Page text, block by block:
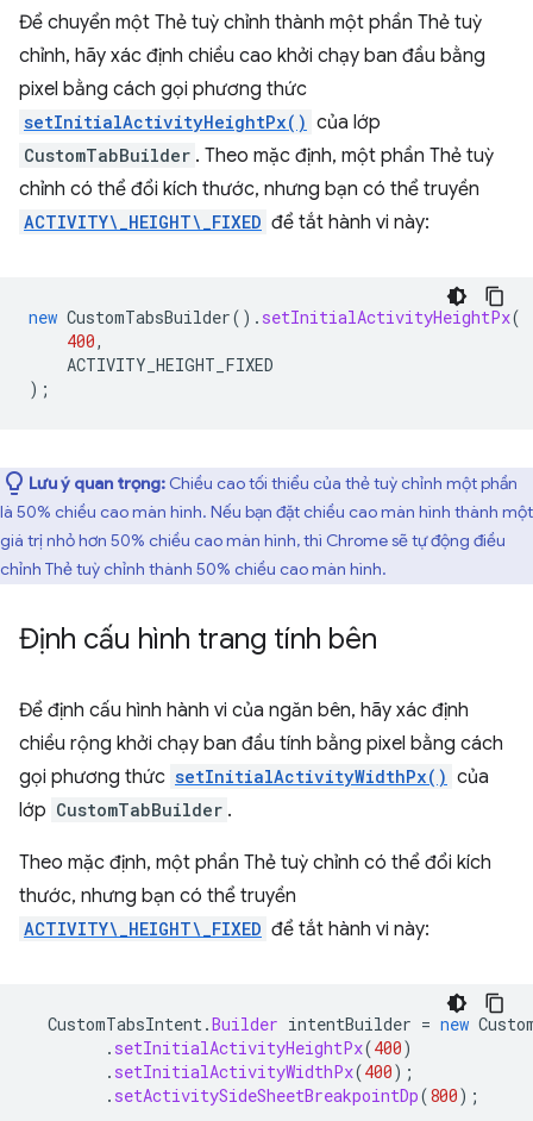
Để chuyển một Thẻ tuỳ chỉnh thành một phần Thẻ tuỳ
chỉnh, hãy xác định chiều cao khởi chạy ban đầu bằng
pixel bằng cách gọi phương thức
setInitialActivityHeightPx() của lớp
CustomTabBuilder . Theo mặc định, một phần Thẻ tuỳ
chỉnh có thể đổi kích thước, nhưng bạn có thể truyền
ACTIVITY\_HEIGHT\_FIXED để tắt hành vi này:
new CustomTabsBuilder(). setInitialActivityHeightPx(
400,
ACTIVITY_HEIGHT_FIXED
);
Lưu ý quan trọng: Chiều cao tối thiểu của thẻ tuỳ chỉnh một phần
là 50% chiều cao màn hình. Nếu bạn đặt chiều cao màn hình thành một
giá trị nhỏ hơn 50% chiều cao màn hình, thì Chrome sẽ tự động điều
chỉnh Thẻ tuỳ chỉnh thành 50% chiều cao màn hình.
Định cấu hình trang tính bên
Để định cấu hình hành vi của ngăn bên, hãy xác định
chiều rộng khởi chạy ban đầu tính bằng pixel bằng cách
gọi phương thức setInitialActivityWidthPx() của
lớp CustomTabBuilder .
Theo mặc định, một phần Thẻ tuỳ chỉnh có thể đổi kích
thước, nhưng bạn có thể truyền
ACTIVITY\_HEIGHT\_FIXED để tắt hành vi này:
CustomTabsIntent.Builder intentBuilder = new
. setInitialActivityHeightPx(400)
. setInitialActivityWidthPx(400);
. setActivitySideSheetBreakpointDp(800);